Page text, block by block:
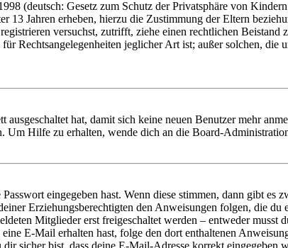
(deutsch: Gesetz zum Schutz der Privatsphäre von
13 Jahren erheben, hierzu die Zustimmung der Eltern
versuchst, zutrifft, ziehe einen rechtlichen
Rechtsangelegenheiten jeglicher Art ist; außer solchen,
hat, damit sich keine neuen Benutzer mehr
Um Hilfe zu erhalten, wende dich an die Board-
eingegeben hast. Wenn diese stimmen, dann gibt es
Erziehungsberechtigten den Anweisungen folgen, die
Mitglieder erst freigeschaltet werden – entweder musst
E-Mail erhalten hast, folge den dort enthaltenen
sicher bist, dass deine E-Mail-Adresse korrekt eingegeben